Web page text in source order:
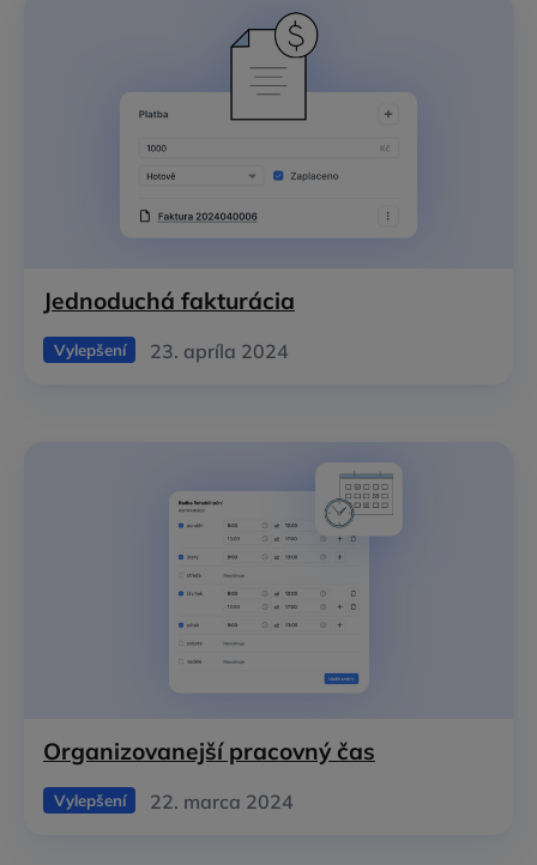
Jednoduchá fakturácia
Vylepšení 23. apríla 2024
Organizovanejší pracovný čas
Vylepšení 22. marca 2024